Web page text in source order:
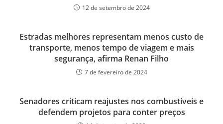
12 de setembro de 2024
Estradas melhores representam menos custo de
transporte, menos tempo de viagem e mais
segurança, afirma Renan Filho
7 de fevereiro de 2024
Senadores criticam reajustes nos combustíveis e
defendem projetos para conter preços